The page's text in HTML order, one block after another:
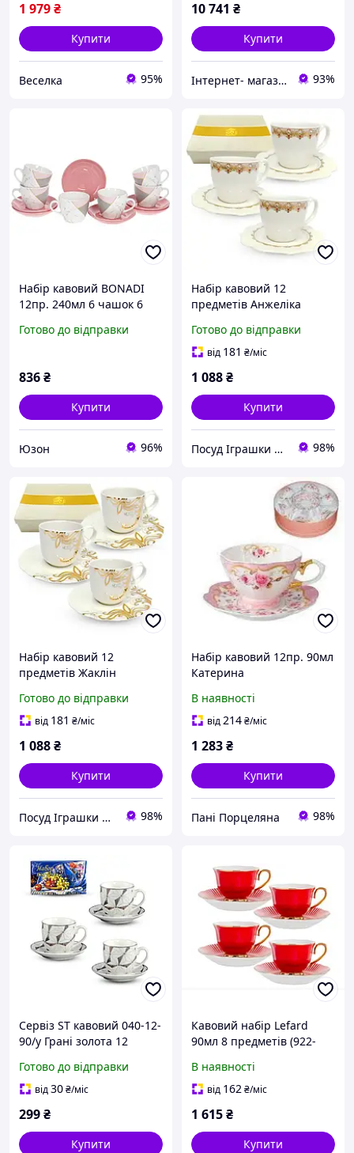
1 979₴
Купити
Веселка 95%
10 741 ₴
Купити
Інтернет- магазин подарунків Present4you 93%
Набір кавовий BONADI
12пр. 240мл 6 чашок 6
Готово до відправки
836₴
Купити
Юзон 96%
Набір кавовий 12
предметів Анжеліка
блюдце-12см) 2323-5
Готово до відправки
від 181 ₴/міс
1 088₴
Купити
Посуд Іграшки Канцелярія Творчість Для всієї Сім'ї 98%
Набір кавовий 12
предметів Жаклін
блюдце-12см) 2323-4
Готово до відправки
від 181 ₴/міс
1 088₴
Купити
Посуд Іграшки Канцелярія Творчість Для всієї Сім'ї 98%
Набір кавовий 12пр. 90мл
Катерина
В наявності
від214₴/міс
1 283₴
Купити
Пані Порцеляна 98%
Сервіз ST кавовий 040-12-
90/у Грані золота 12
Готово до відправки
від30₴/міс
299₴
Купити
Кавовий набір Lefard
90мл 8 предметів (922-
В наявності
від 162₴/міс
1 615₴
Купити